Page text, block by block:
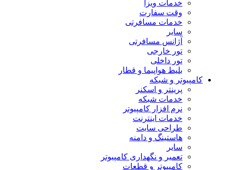
خدمات ویزا
وقت سفارت
خدمات مسافرتی
سایر
آژانس مسافرتی
تور خارجی
تور داخلی
بلیط هواپیما و قطار
کامپیوتر و شبکه
پرینتر و اسکنر
خدمات شبکه
نرم افزار کامپیوتر
خدمات اینترنت
طراحی سایت
هاستینگ و دامنه
سایر
تعمیر و نگهداری کامپیوتر
کامپیوتر و قطعات